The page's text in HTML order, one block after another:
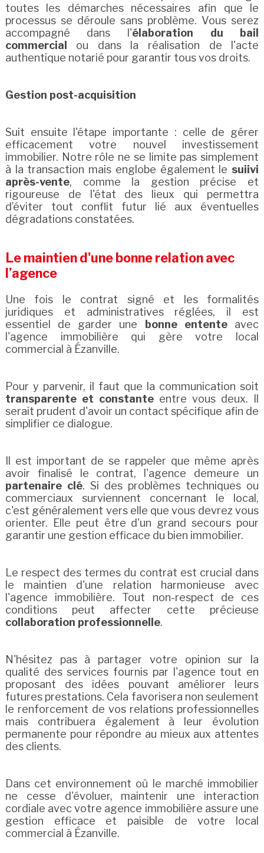
toutes les démarches nécessaires afin que le
processus se déroule sans problème. Vous serez
accompagné dans l'élaboration du bail
commercial
ou dans la réalisation de l'acte
authentique notarié pour garantir tous vos droits.
Gestion post-acquisition
Suit ensuite l'étape importante : celle de gérer
efficacement votre nouvel investissement
immobilier. Notre rôle ne se limite pas simplement
à la transaction mais englobe également le suiivi
après-vente, comme la gestion précise et
rigoureuse de l'état des lieux qui permettra
d’éviter tout conflit futur lié aux éventuelles
dégradations constatées.
Le maintien d'une bonne relation avec
l’agence
Une fois le contrat signé et les formalités
juridiques et administratives réglées, il est
essentiel de garder une
bonne ententeavec
l'agence immobilière qui gère votre local
commercial à Ézanville.
Pour y parvenir, il faut que la communication soit
transparente et constanteentre vous deux. Il
serait prudent d'avoir un contact spécifique afin de
simplifier ce dialogue.
Il est important de se rappeler que même après
avoir finalisé le contrat, l'agence demeure un
partenaire clé. Si des problèmes techniques ou
commerciaux surviennent concernant le local,
c'est généralement vers elle que vous devrez vous
orienter. Elle peut être d'un grand secours pour
garantir une gestion efficace du bien immobilier.
Le respect des termes du contrat est crucial dans
le maintien d'une relation harmonieuse avec
l'agence immobilière. Tout non-respect de ces
conditions peut affecter cette précieuse
collaboration professionnelle.
N'hésitez pas à partager votre opinion sur la
qualité des services fournis par l'agence tout en
proposant des idées pouvant améliorer leurs
futures prestations. Cela favorisera non seulement
le renforcement de vos relations professionnelles
mais contribuera également à leur évolution
permanente pour répondre au mieux aux attentes
des clients.
Dans cet environnement où le marché immobilier
ne cesse d'évoluer, maintenir une interaction
cordiale avec votre agence immobilière assure une
gestion efficace et paisible de votre local
commercial à Ézanville.